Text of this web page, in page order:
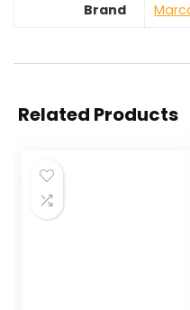
Brand
Related Products